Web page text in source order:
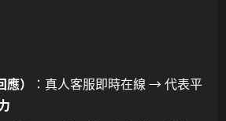
）
：真人客服即時在線 → 代表平